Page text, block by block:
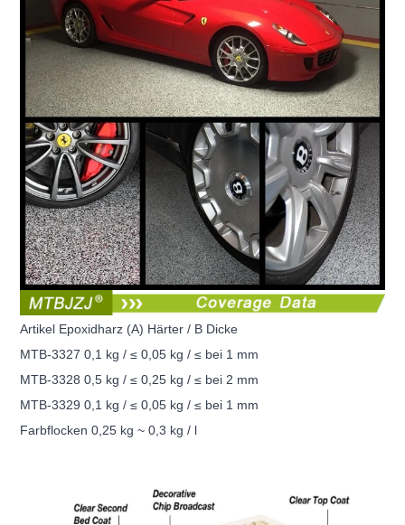
Artikel Epoxidharz (A) Härter / B Dicke
MTB-3327 0,1 kg / ≤ 0,05 kg / ≤ bei 1 mm
MTB-3328 0,5 kg / ≤ 0,25 kg / ≤ bei 2 mm
MTB-3329 0,1 kg / ≤ 0,05 kg / ≤ bei 1 mm
Farbflocken 0,25 kg ~ 0,3 kg / l